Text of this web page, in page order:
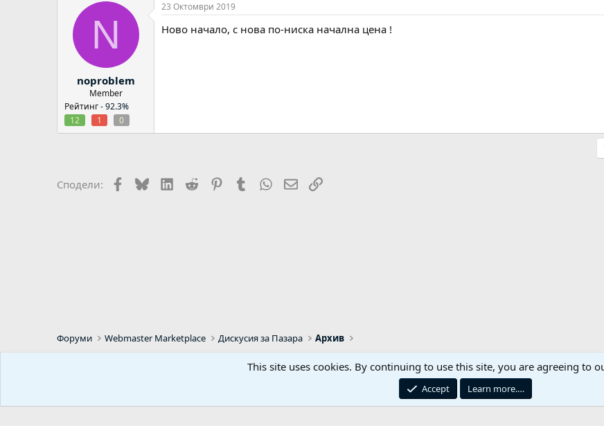
N
noproblem
Member
Рейтинг -92.3%
12
1 0
23 Октомври 2019
Ново начало, с нова по-ниска начална цена !
Сподели: Facebook
BlueskyLinkedIn
Reddit PinterestTumblr WhatsApp
EmailLink
Форуми Webmaster Marketplace Дискусия за Пазара Архив
Реклама / Advertising Контакти Общи
Predpriemach.com © 2006-2026. Hosting by:
This site uses cookies. By continuing to use this site, you are agreeing to
Accept Learn more.…